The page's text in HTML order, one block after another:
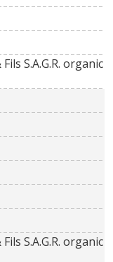
S.A.G.R. organic
S.A.G.R. organic